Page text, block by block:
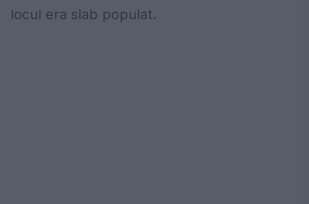
locul era slab populat.